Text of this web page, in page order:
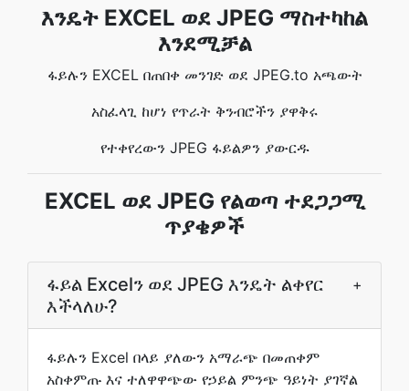
እንዴት EXCEL ወደ JPEG ማስተካከል
እንደሚቻል
ፋይሉን EXCEL በጠበቀ መንገድ ወደ JPEG.to አጫውት
አስፈላጊ ከሆነ የጥራት ቅንብሮችን ያዋቅሩ
የተቀየረውን JPEG ፋይልዎን ያውርዱ
EXCEL ወደ JPEG የልወጣ ተደጋጋሚ
ጥያቄዎች
ፋይል Excelን ወደ JPEG እንዴት ልቀየር
እችላለሁ?
+
ፋይሉን Excel በላይ ያለውን አማራጭ በመጠቀም
አስቀምጡ እና ተለዋዋጭው የኃይል ምንጭ ዓይነት ያገኛል